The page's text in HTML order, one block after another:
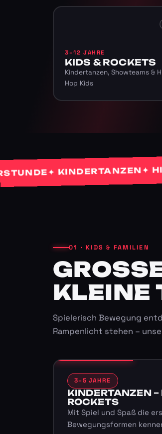
3–12 JAHRE
KIDS & ROCKETS
Kindertanzen, Showteams &
Hop Kids
✦ KINDERTANZEN✦ HIP
01 · KIDS & FAMILIEN
LEINE
Spielerisch Bewegung
Rampenlicht stehen –
3–5 JAHRE
KINDERTANZEN
ROCKETS
Mit Spiel und Spaß die
Bewegungsformen